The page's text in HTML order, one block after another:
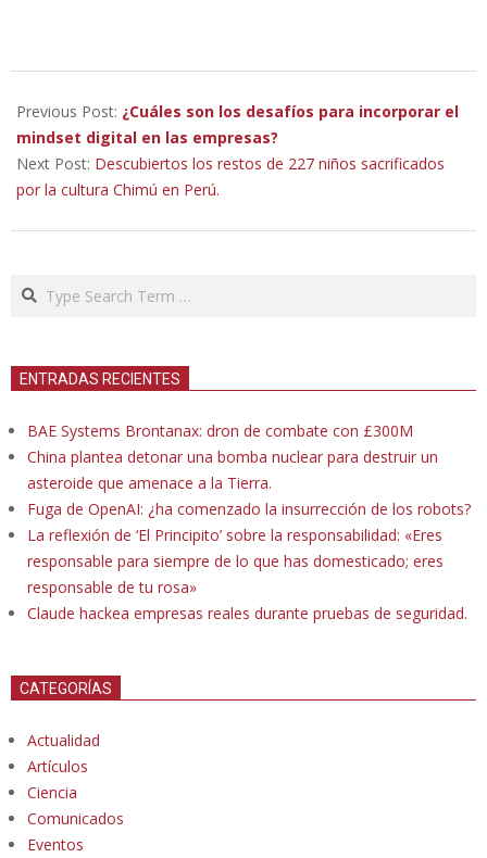
03-
29
Previous Post: ¿Cuáles son los desafíos para incorporar el
mindset digital en las empresas?
Next Post: Descubiertos los restos de 227 niños sacrificados
por la cultura Chimú en Perú.
Search
ENTRADAS RECIENTES
BAE Systems Brontanax: dron de combate con £300M
China plantea detonar una bomba nuclear para destruir un
asteroide que amenace a la Tierra.
Fuga de OpenAI: ¿ha comenzado la insurrección de los robots?
La reflexión de ‘El Principito’ sobre la responsabilidad: «Eres
responsable para siempre de lo que has domesticado; eres
responsable de tu rosa»
Claude hackea empresas reales durante pruebas de seguridad.
CATEGORÍAS
Actualidad
Artículos
Ciencia
Comunicados
Eventos